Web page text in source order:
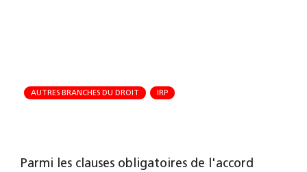
AUTRES BRANCHES DU DROIT IRP
Parmi les clauses obligatoires de l'accord